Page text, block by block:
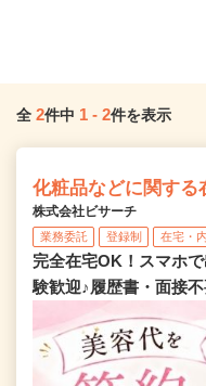
全 2件中 1 - 2件を表示
化粧品などに関する
株式会社ビサーチ
業務委託 登録制 在宅・
完全在宅OK！スマホ
験歓迎♪履歴書・面接